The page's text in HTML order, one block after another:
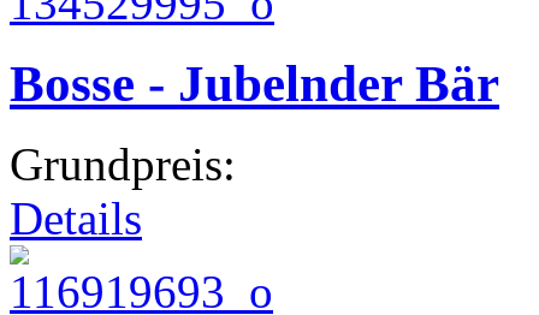
Bosse - Jubelnder Bär
Grundpreis:
Details